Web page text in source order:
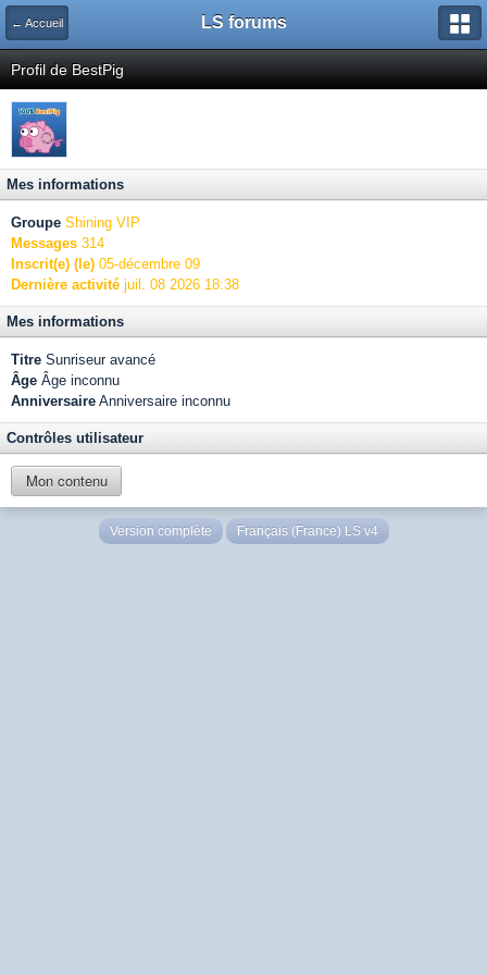
← Accueil LS forums
Profil de BestPig
Mes informations
Groupe Shining VIP
Messages 314
Inscrit(e) (le) 05-décembre 09
Dernière activité juil. 08 2026 18:38
Mes informations
Titre Sunriseur avancé
Âge Âge inconnu
Anniversaire Anniversaire inconnu
Contrôles utilisateur
Mon contenu
Version complète Français (France) LS v4